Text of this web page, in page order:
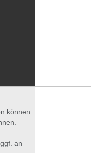
können
an